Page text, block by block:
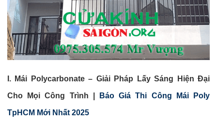
I. Mái Polycarbonate – Giải Pháp Lấy Sáng Hiện Đại
Cho Mọi Công Trình | Báo Giá Thi Công Mái Poly
TpHCM Mới Nhất 2025